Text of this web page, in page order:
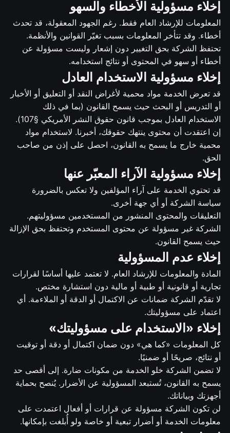
إخلاء مسؤولية الأخطاء والسهو
المعلومات للإرشاد العام فقط. رغم الجهود المعقولة، قد تحدث
أخطاء. وقد تتأخر المعلومات بسبب تغيّر القوانين والأنظمة.
تحتفظ الشركة بحق التغيير دون إشعار وليست مسؤولة عن
أخطاء أو سهو في المحتوى أو نتائج استخدامه.
إخلاء مسؤولية الاستخدام العادل
قد تعرض الخدمة مواد محمية لأغراض النقد أو التعليق أو الأخبار
أو التدريس أو البحث حيث يسمح القانون (بما في ذلك
الاستخدام العادل بموجب قانون حقوق النشر الأمريكي §107).
إن اعتقدت أن محتوى ينتهك حقوقك، أخبرنا. لاستخدام مواد
محمية خارج ما يسمح به القانون، احصل على إذن من صاحب
الحق.
إخلاء مسؤولية الآراء المعبّر عنها
قد تحتوي الخدمة على آراء المؤلفين ولا تعكس بالضرورة
سياسة الشركة أو أي جهة أخرى.
التعليقات والمحتوى المنشور من المستخدمين مسؤوليتهم.
الشركة غير مسؤولة عن محتوى المستخدم وتحتفظ بحق الإزالة
حيث يسمح القانون.
إخلاء عدم المسؤولية
المادة والمعلومات للإرشاد العام. لا تعتمد عليها أساسًا لقرارات
تجارية أو قانونية أو طبية أو مالية دون استشارة مختص.
لا تقدّم الشركة ضمانات عن الاكتمال أو الدقة أو الملاءمة. أي
اعتماد على مسؤوليتك.
إخلاء «الاستخدام على مسؤوليتك»
كل المعلومات «كما هي» دون ضمان اكتمال أو دقة أو توقيت
أو نتائج، صريحًا أو ضمنيًا.
لا تضمن الشركة خلو الخدمة من مكونات ضارة. إلى أقصى حد
يسمح به القانون، تُستبعد المسؤولية عن الأضرار. يُنصح بحماية
أجهزتك وبياناتك.
لن تكون الشركة مسؤولة عن قرارات أو أفعال اعتمدت على
معلومات الخدمة أو أضرار تبعية أو خاصة ولو أُبلغت بإمكانها.